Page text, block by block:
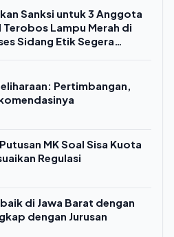
Sanksi untuk 3 Anggota
Terobos Lampu Merah di
Sidang Etik Segera
Pertimbangan,
MK Soal Sisa Kuota
Regulasi
di Jawa Barat dengan
dengan Jurusan